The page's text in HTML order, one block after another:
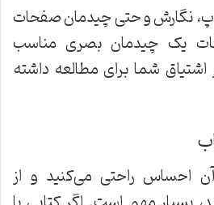
نگارش و حتی چیدمان صفحات
یک چیدمان بصری مناسب
اشتیاق شما برای مطالعه داشته
احساس راحتی می‌کنید و از